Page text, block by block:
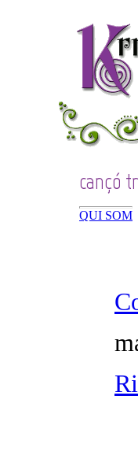
cançó
QUI SOM